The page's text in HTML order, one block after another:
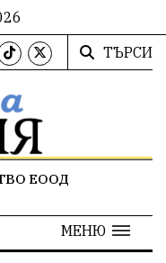
ТЪРСИ
ЕООД
МЕНЮ